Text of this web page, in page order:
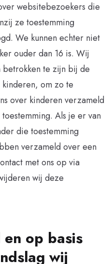
websitebezoekers die
ze toestemming
We kunnen echter niet
ouder dan 16 is. Wij
betrokken te zijn bij de
om zo te
over kinderen verzameld
Als je er van
die toestemming
verzameld over een
met ons op via
wij deze
op basis
wij